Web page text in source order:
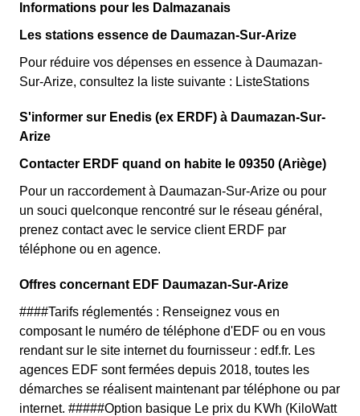
Informations pour les Dalmazanais
Les stations essence de Daumazan-Sur-Arize
Pour réduire vos dépenses en essence à Daumazan-
Sur-Arize, consultez la liste suivante : ListeStations
S'informer sur Enedis (ex ERDF) à Daumazan-Sur-
Arize
Contacter ERDF quand on habite le 09350 (Ariège)
Pour un raccordement à Daumazan-Sur-Arize ou pour
un souci quelconque rencontré sur le réseau général,
prenez contact avec le service client ERDF par
téléphone ou en agence.
Offres concernant EDF Daumazan-Sur-Arize
####Tarifs réglementés : Renseignez vous en
composant le numéro de téléphone d'EDF ou en vous
rendant sur le site internet du fournisseur : edf.fr. Les
agences EDF sont fermées depuis 2018, toutes les
démarches se réalisent maintenant par téléphone ou par
internet. #####Option basique Le prix du KWh (KiloWatt